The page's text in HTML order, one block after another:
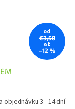
od
€3,58
až
–12 %
objednávku 3 - 14 dní